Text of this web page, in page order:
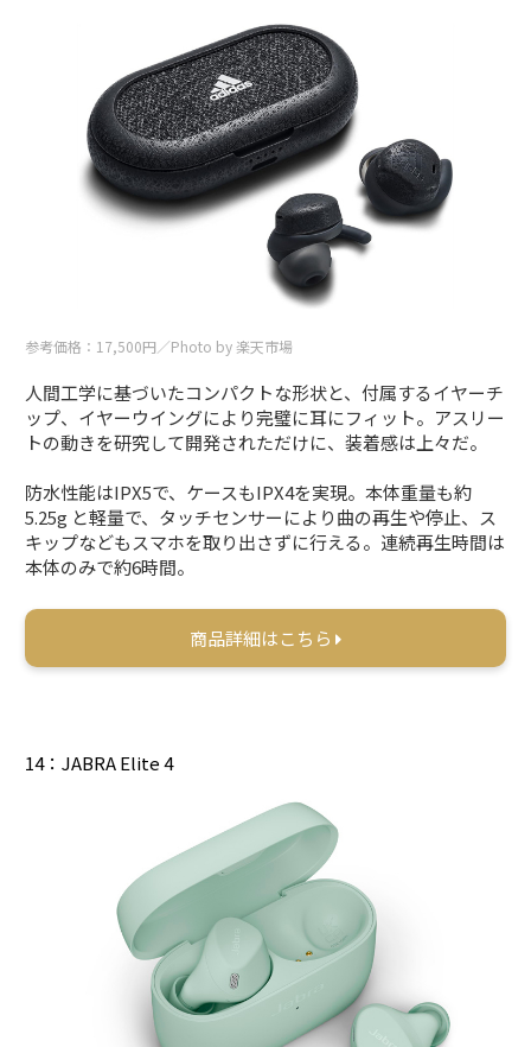
参考価格：17,500円／Photo by 楽天市場
人間工学に基づいたコンパクトな形状と、付属するイヤーチ
ップ、イヤーウイングにより完璧に耳にフィット。アスリー
トの動きを研究して開発されただけに、装着感は上々だ。
防水性能はIPX5で、ケースもIPX4を実現。本体重量も約
5.25g と軽量で、タッチセンサーにより曲の再生や停止、ス
キップなどもスマホを取り出さずに行える。連続再生時間は
本体のみで約6時間。
商品詳細はこちら
14：JABRA Elite 4